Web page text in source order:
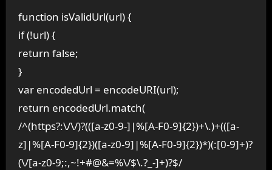
function isValidUrl(url) {
if (!url) {
return false;
}
var encodedUrl = encodeURI(url);
return encodedUrl.match(
/^(https?:\/\/)?(([a-z0-9-]|%[A-F0-9]{2})+\.)+(([a-
z]|%[A-F0-9]{2})([a-z0-9]|%[A-F0-9]{2})*)(:[0-9]+)?
(\/[a-z0-9;:,~!+#@&=%\/$\.?_-]+)?$/